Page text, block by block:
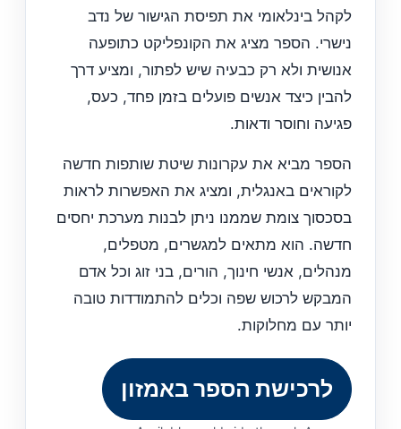
לקהל בינלאומי את תפיסת הגישור של נדב
נישרי. הספר מציג את הקונפליקט כתופעה
אנושית ולא רק כבעיה שיש לפתור, ומציע דרך
להבין כיצד אנשים פועלים בזמן פחד, כעס,
פגיעה וחוסר ודאות.
הספר מביא את עקרונות שיטת שותפות חדשה
לקוראים באנגלית, ומציג את האפשרות לראות
בסכסוך צומת שממנו ניתן לבנות מערכת יחסים
חדשה. הוא מתאים למגשרים, מטפלים,
מנהלים, אנשי חינוך, הורים, בני זוג וכל אדם
המבקש לרכוש שפה וכלים להתמודדות טובה
יותר עם מחלוקות.
לרכישת הספר באמזון